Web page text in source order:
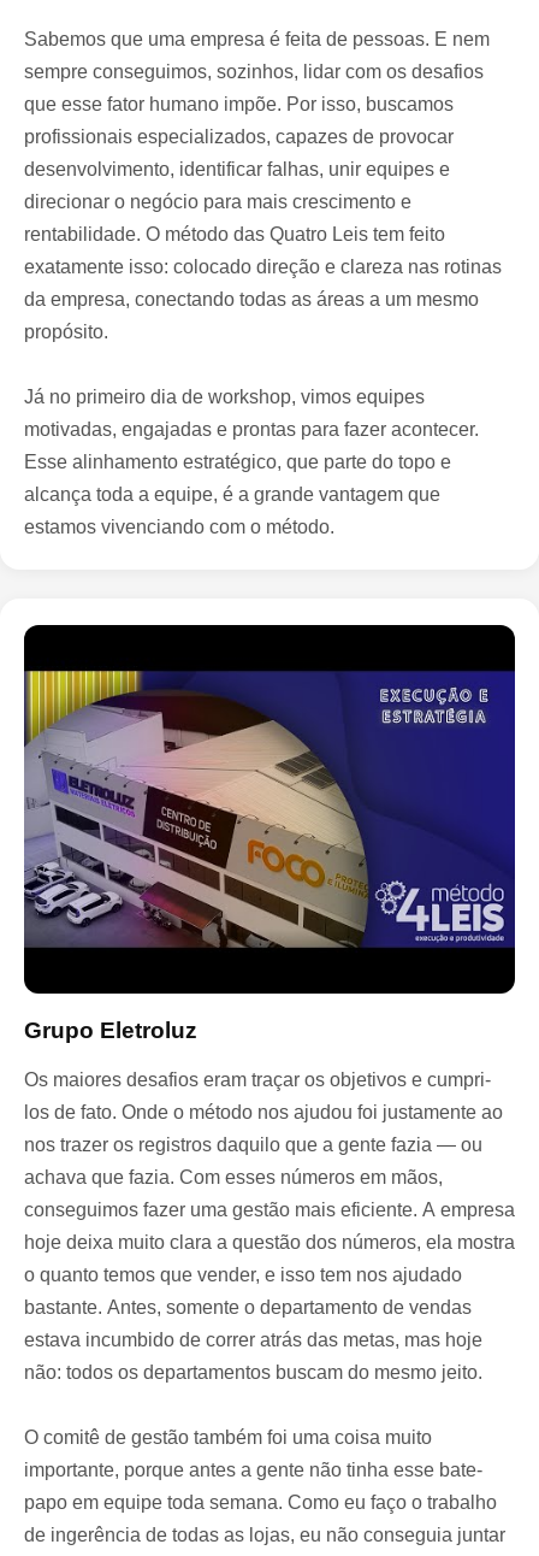
Sabemos que uma empresa é feita de pessoas. E nem
sempre conseguimos, sozinhos, lidar com os desafios
que esse fator humano impõe. Por isso, buscamos
profissionais especializados, capazes de provocar
desenvolvimento, identificar falhas, unir equipes e
direcionar o negócio para mais crescimento e
rentabilidade. O método das Quatro Leis tem feito
exatamente isso: colocado direção e clareza nas rotinas
da empresa, conectando todas as áreas a um mesmo
propósito.
Já no primeiro dia de workshop, vimos equipes
motivadas, engajadas e prontas para fazer acontecer.
Esse alinhamento estratégico, que parte do topo e
alcança toda a equipe, é a grande vantagem que
estamos vivenciando com o método.
Grupo Eletroluz
Os maiores desafios eram traçar os objetivos e cumpri-
los de fato. Onde o método nos ajudou foi justamente ao
nos trazer os registros daquilo que a gente fazia — ou
achava que fazia. Com esses números em mãos,
conseguimos fazer uma gestão mais eficiente. A empresa
hoje deixa muito clara a questão dos números, ela mostra
o quanto temos que vender, e isso tem nos ajudado
bastante. Antes, somente o departamento de vendas
estava incumbido de correr atrás das metas, mas hoje
não: todos os departamentos buscam do mesmo jeito.
O comitê de gestão também foi uma coisa muito
importante, porque antes a gente não tinha esse bate-
papo em equipe toda semana. Como eu faço o trabalho
de ingerência de todas as lojas, eu não conseguia juntar